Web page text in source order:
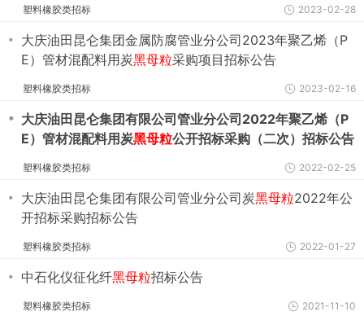
塑料橡胶类招标 2023-02-28
・ 大庆油田昆仑集团金属防腐管业分公司2023年聚乙烯（P
E）管材混配料用炭黑母粒采购项目招标公告
塑料橡胶类招标 2023-02-16
・ 大庆油田昆仑集团有限公司管业分公司2022年聚乙烯（P
E）管材混配料用炭黑母粒公开招标采购（二次）招标公告
塑料橡胶类招标 2022-02-25
・ 大庆油田昆仑集团有限公司管业分公司炭黑母粒2022年公
开招标采购招标公告
塑料橡胶类招标 2022-01-27
・ 中石化仪征化纤黑母粒招标公告
塑料橡胶类招标 2021-11-10